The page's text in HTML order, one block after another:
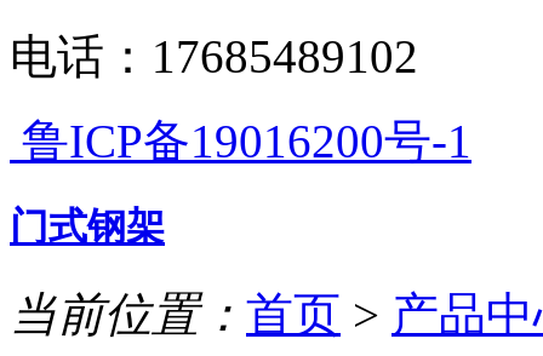
电话：17685489102
鲁ICP备19016200号-1
门式钢架
当前位置： 首页 > 产品